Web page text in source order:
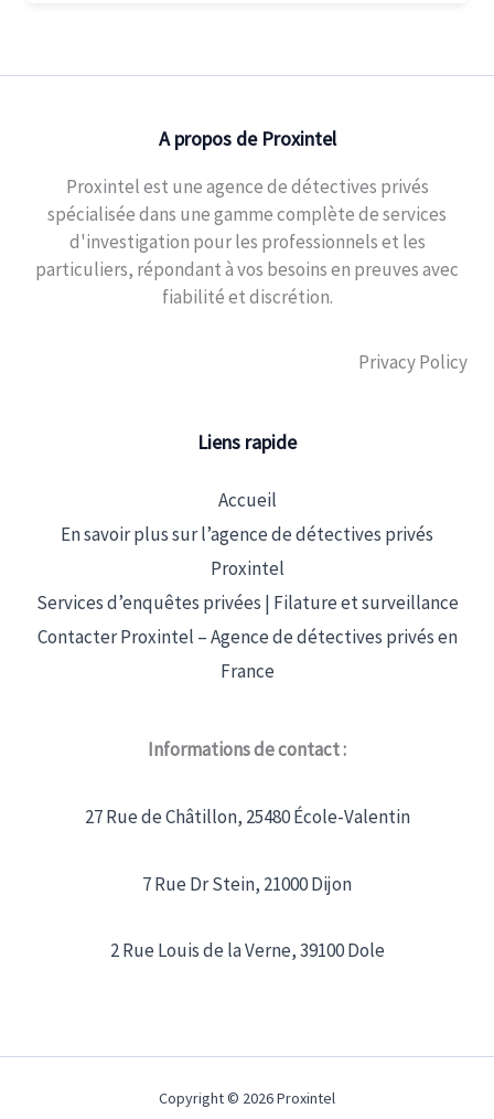
A propos de Proxintel
Proxintel est une agence de détectives privés
spécialisée dans une gamme complète de services
d'investigation pour les professionnels et les
particuliers, répondant à vos besoins en preuves avec
fiabilité et discrétion.
Privacy Policy
Liens rapide
Accueil
En savoir plus sur l’agence de détectives privés
Proxintel
Services d’enquêtes privées | Filature et surveillance
Contacter Proxintel – Agence de détectives privés en
France
Informations de contact :
27 Rue de Châtillon, 25480 École-Valentin
7 Rue Dr Stein, 21000 Dijon
2 Rue Louis de la Verne, 39100 Dole
Copyright © 2026 Proxintel